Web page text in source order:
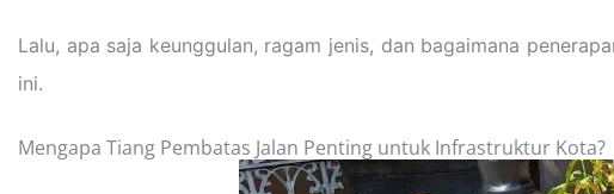
Lalu, apa saja keunggulan, ragam jenis, dan bagaimana
ini.
Mengapa Tiang Pembatas Jalan Penting untuk Infrastruktur Kota?